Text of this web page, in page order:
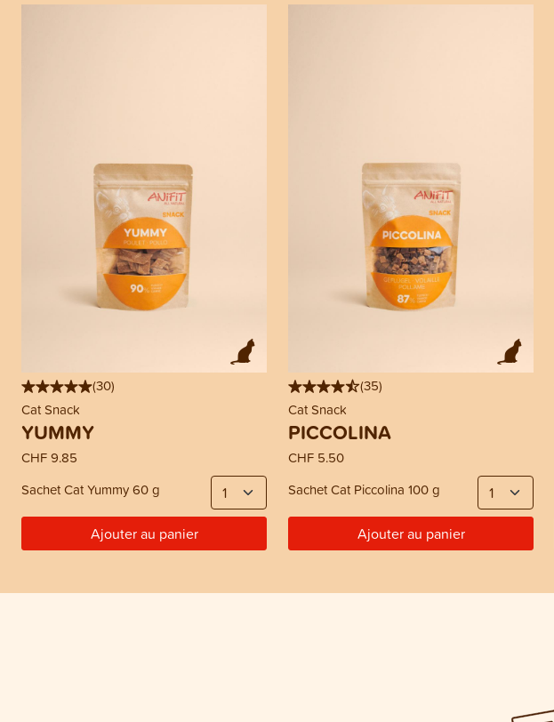
(30)
Cat Snack
YUMMY
CHF 9.85
Sachet Cat Yummy 60 g
Ajouter au panier
(35)
Cat Snack
PICCOLINA
CHF 5.50
Sachet Cat Piccolina 100 g
Ajouter au panier